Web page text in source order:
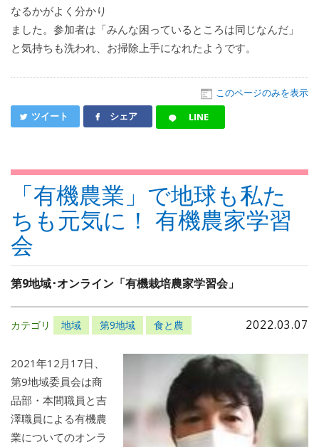
なるかがよく分かり
ました。参加者は「みんな困っているところは同じなんだ」
と気持ちも洗われ、お掃除上手になれたようです。
このページのみを表示
ツイート シェア LINE
「有機農業」で地球も私た
ちも元気に！ 有機農家学習
会
第9地域･オンライン「有機栽培農家学習会」
2022.03.07
カテゴリ 地域 第9地域 食と農
2021年12月17日、
第9地域委員会は商
品部・本間職員と吉
澤職員による有機農
業についてのオンラ